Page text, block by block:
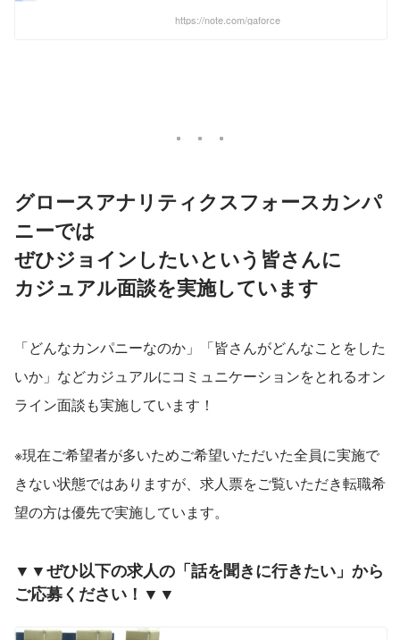
https://gaforce.members.co.jp/
https://note.com/gaforce
グロースアナリティクスフォースカンパ
ニーでは
ぜひジョインしたいという皆さんに
カジュアル面談を実施しています
「どんなカンパニーなのか」「皆さんがどんなことをした
いか」などカジュアルにコミュニケーションをとれるオン
ライン面談も実施しています！
※現在ご希望者が多いためご希望いただいた全員に実施で
きない状態ではありますが、求人票をご覧いただき転職希
望の方は優先で実施しています。
▼▼ぜひ以下の求人の「話を聞きに行きたい」から
ご応募ください！▼▼